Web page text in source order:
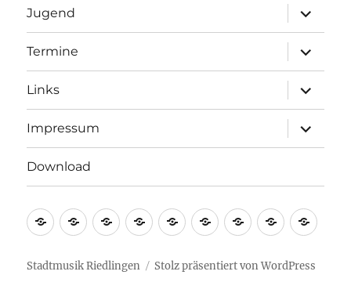
Jugend
öffnen
Termine
öffnen
Links
öffnen
Impressum
öffnen
Download
StartseiteGeschichte
VorstandOrchester
Ensembles
JugendTermine
Links
Stadtmusik Riedlingen Stolz präsentiert von WordPress